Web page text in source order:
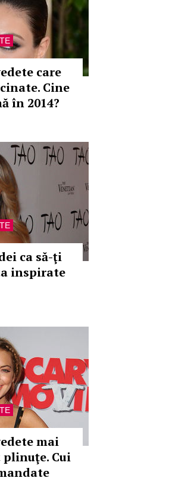
care
Cine
în 2014?
ca să-ţi
inspirate
mai
plinuţe. Cui